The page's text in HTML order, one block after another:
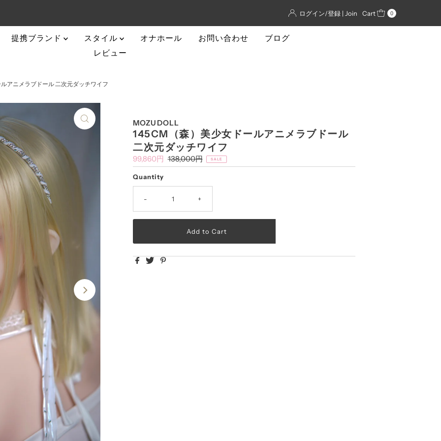
ログイン/登録 | Join Cart 0
提携ブランド スタイル オナホール お問い合わせ
ブログ
レビュー
アニメラブドール 二次元ダッチワイフ
MOZUDOLL
145CM（森）美少女ドールアニメラブドール
二次元ダッチワイフ
Sale
Price
99,860円 Regular
Price
138,000円 SALE
Quantity
- +